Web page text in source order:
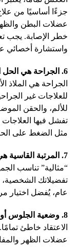
جزءًا أساسيًا من
عضلات البطن
خطر الإصابة. يجب
واستشارة أخصائي
6. الجراحة هي الحل الوحيد لآلام الظهر المزمنة:
الجراحة هي الملاذ
للعلاجات غير
للألم، والحقن
تفشل فيها
مثل الضغط على
7. المرتبة القاسية هي الأفضل لصحة الظهر:
“مثالية” تناسب
تفضيلاتك
عام، يُفضل اختيار
8. وضعية الجلوس أو الوقوف السيئة لا تؤثر على الظهر:
الاعتقاد خاطئ
عضلات الظهر